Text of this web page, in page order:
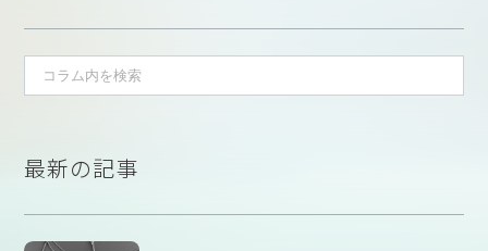
なれば微生物学的にきれい、あるいは安全であるということにな
ります。ヒトに感染する病原体を排除して飼育すれば、抗生物質
やワクチンの投与が不要になり､健康な動物を飼育することがで
教授)で、企業との共同で日本初のSPFブタを開発されました。当
時、貴重な第一号のSPFブタの焼肉を、現在の本学会・会長である
佐々木先生ら学生にふるまったようです。
さて、医学系の動物実験施設では、基本的にはSPF状態を保つた
最新の記事